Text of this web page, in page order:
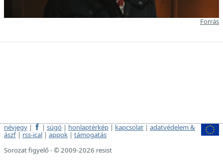
Forrás
névjegy | | súgó | honlaptérkép | kapcsolat | adatvédelem &
ászf | rss-ical | appok | támogatás
Sorozat figyelő - © 2009-2026 resist